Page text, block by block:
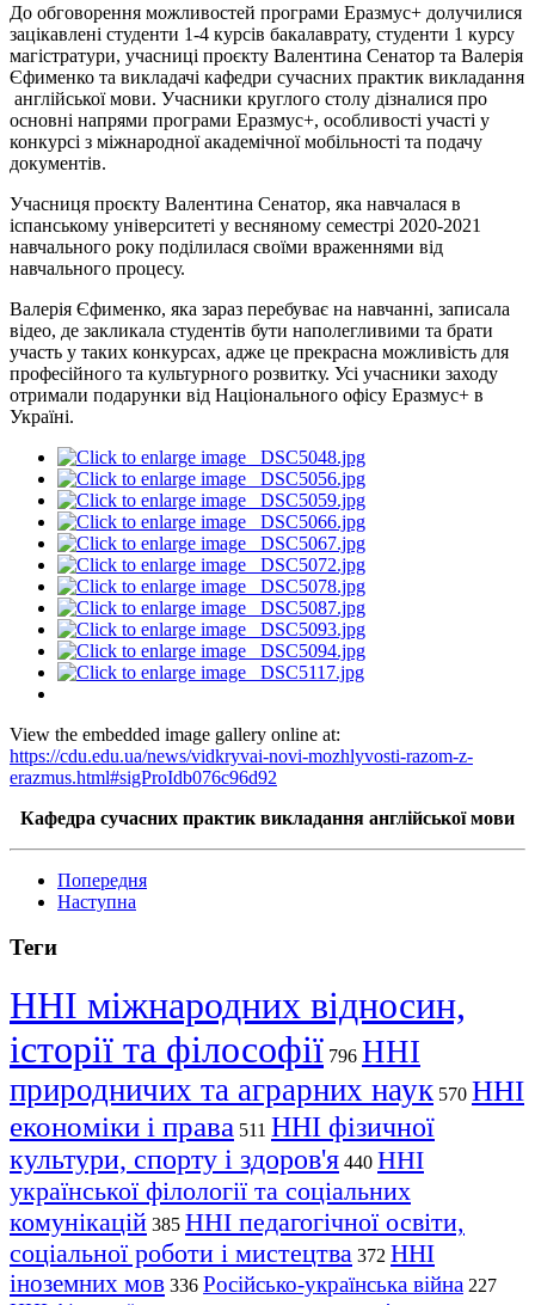
До обговорення можливостей програми Еразмус+ долучилися
зацікавлені студенти 1-4 курсів бакалаврату, студенти 1 курсу
магістратури, учасниці проєкту Валентина Сенатор та Валерія
Єфименко та викладачі кафедри сучасних практик викладання
англійської мови. Учасники круглого столу дізналися про
основні напрями програми Еразмус+, особливості участі у
конкурсі з міжнародної академічної мобільності та подачу
документів.
Учасниця проєкту Валентина Сенатор, яка навчалася в
іспанському університеті у весняному семестрі 2020-2021
навчального року поділилася своїми враженнями від
навчального процесу.
Валерія Єфименко, яка зараз перебуває на навчанні, записала
відео, де закликала студентів бути наполегливими та брати
участь у таких конкурсах, адже це прекрасна можливість для
професійного та культурного розвитку. Усі учасники заходу
отримали подарунки від Національного офісу Еразмус+ в
Україні.
View the embedded image gallery online at:
https://cdu.edu.ua/news/vidkryvai-novi-mozhlyvosti-razom-z-
erazmus.html#sigProIdb076c96d92
Кафедра сучасних практик викладання англійської мови
Попередня
Наступна
Теги
ННІ міжнародних відносин,
історії та філософії 796 ННІ
природничих та аграрних наук 570 ННІ
економіки і права 511 ННІ фізичної
культури, спорту і здоров'я 440 ННІ
української філології та соціальних
комунікацій 385 ННІ педагогічної освіти,
соціальної роботи і мистецтва 372 ННІ
іноземних мов 336 Російсько-українська війна 227